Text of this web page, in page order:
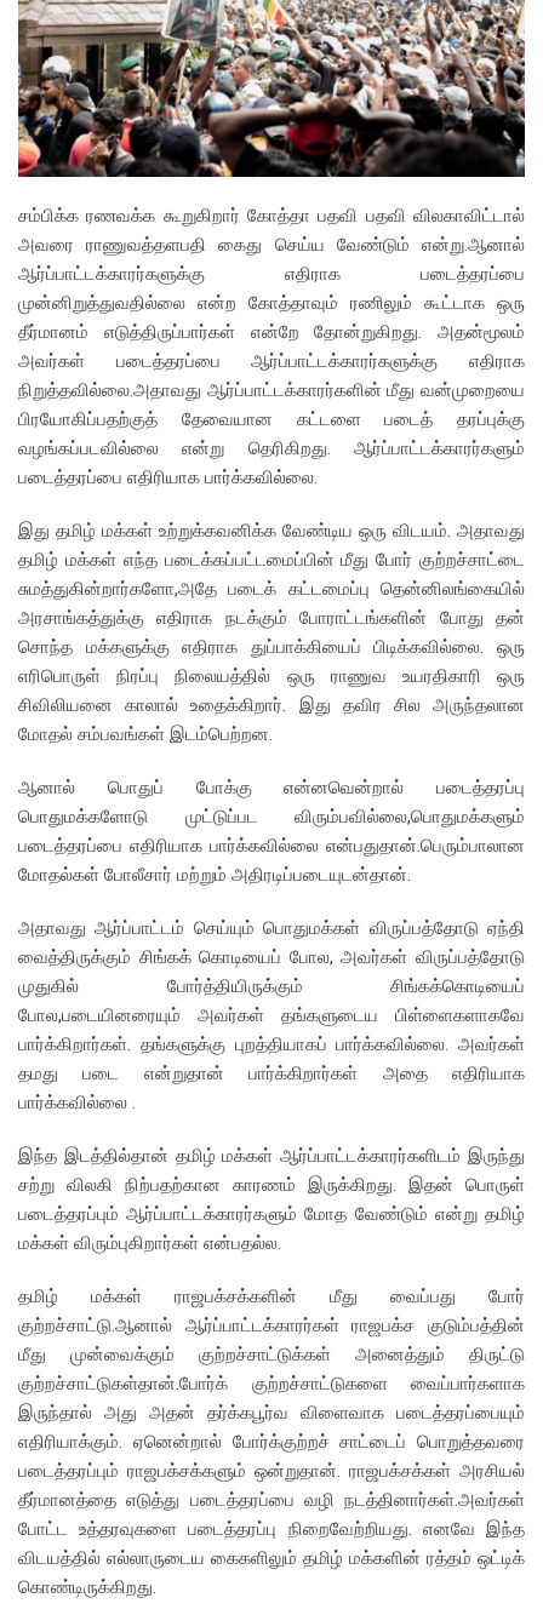
சம்பிக்க ரணவக்க கூறுகிறார் கோத்தா பதவி பதவி விலகாவிட்டால்
அவரை ராணுவத்தளபதி கைது செய்ய வேண்டும் என்று.ஆனால்
ஆர்ப்பாட்டக்காரர்களுக்கு எதிராக படைத்தரப்பை
முன்னிறுத்துவதில்லை என்ற கோத்தாவும் ரணிலும் கூட்டாக ஒரு
தீர்மானம் எடுத்திருப்பார்கள் என்றே தோன்றுகிறது. அதன்மூலம்
அவர்கள் படைத்தரப்பை ஆர்ப்பாட்டக்காரர்களுக்கு எதிராக
நிறுத்தவில்லை.அதாவது ஆர்ப்பாட்டக்காரர்களின் மீது வன்முறையை
பிரயோகிப்பதற்குத் தேவையான கட்டளை படைத் தரப்புக்கு
வழங்கப்படவில்லை என்று தெரிகிறது. ஆர்ப்பாட்டக்காரர்களும்
படைத்தரப்பை எதிரியாக பார்க்கவில்லை.
இது தமிழ் மக்கள் உற்றுக்கவனிக்க வேண்டிய ஒரு விடயம். அதாவது
தமிழ் மக்கள் எந்த படைக்கப்பட்டமைப்பின் மீது போர் குற்றச்சாட்டை
சுமத்துகின்றார்களோ,அதே படைக் கட்டமைப்பு தென்னிலங்கையில்
அரசாங்கத்துக்கு எதிராக நடக்கும் போராட்டங்களின் போது தன்
சொந்த மக்களுக்கு எதிராக துப்பாக்கியைப் பிடிக்கவில்லை. ஒரு
எரிபொருள் நிரப்பு நிலையத்தில் ஒரு ராணுவ உயரதிகாரி ஒரு
சிவிலியனை காலால் உதைக்கிறார். இது தவிர சில அருந்தலான
மோதல் சம்பவங்கள் இடம்பெற்றன.
ஆனால் பொதுப் போக்கு என்னவென்றால் படைத்தரப்பு
பொதுமக்களோடு முட்டுப்பட விரும்பவில்லை,பொதுமக்களும்
படைத்தரப்பை எதிரியாக பார்க்கவில்லை என்பதுதான்.பெரும்பாலான
மோதல்கள் போலீசார் மற்றும் அதிரடிப்படையுடன்தான்.
அதாவது ஆர்ப்பாட்டம் செய்யும் பொதுமக்கள் விருப்பத்தோடு ஏந்தி
வைத்திருக்கும் சிங்கக் கொடியைப் போல, அவர்கள் விருப்பத்தோடு
முதுகில் போர்த்தியிருக்கும் சிங்கக்கொடியைப்
போல,படையினரையும் அவர்கள் தங்களுடைய பிள்ளைகளாகவே
பார்க்கிறார்கள். தங்களுக்கு புறத்தியாகப் பார்க்கவில்லை. அவர்கள்
தமது படை என்றுதான் பார்க்கிறார்கள் அதை எதிரியாக
பார்க்கவில்லை .
இந்த இடத்தில்தான் தமிழ் மக்கள் ஆர்ப்பாட்டக்காரர்களிடம் இருந்து
சற்று விலகி நிற்பதற்கான காரணம் இருக்கிறது. இதன் பொருள்
படைத்தரப்பும் ஆர்ப்பாட்டக்காரர்களும் மோத வேண்டும் என்று தமிழ்
மக்கள் விரும்புகிறார்கள் என்பதல்ல.
தமிழ் மக்கள் ராஜபக்சக்களின் மீது வைப்பது போர்
குற்றச்சாட்டு.ஆனால் ஆர்ப்பாட்டக்காரர்கள் ராஜபக்ச குடும்பத்தின்
மீது முன்வைக்கும் குற்றச்சாட்டுக்கள் அனைத்தும் திருட்டு
குற்றச்சாட்டுகள்தான்.போர்க் குற்றச்சாட்டுகளை வைப்பார்களாக
இருந்தால் அது அதன் தர்க்கபூர்வ விளைவாக படைத்தரப்பையும்
எதிரியாக்கும். ஏனென்றால் போர்க்குற்றச் சாட்டைப் பொறுத்தவரை
படைத்தரப்பும் ராஜபக்சக்களும் ஒன்றுதான். ராஜபக்சக்கள் அரசியல்
தீர்மானத்தை எடுத்து படைத்தரப்பை வழி நடத்தினார்கள்.அவர்கள்
போட்ட உத்தரவுகளை படைத்தரப்பு நிறைவேற்றியது. எனவே இந்த
விடயத்தில் எல்லாருடைய கைகளிலும் தமிழ் மக்களின் ரத்தம் ஒட்டிக்
கொண்டிருக்கிறது.